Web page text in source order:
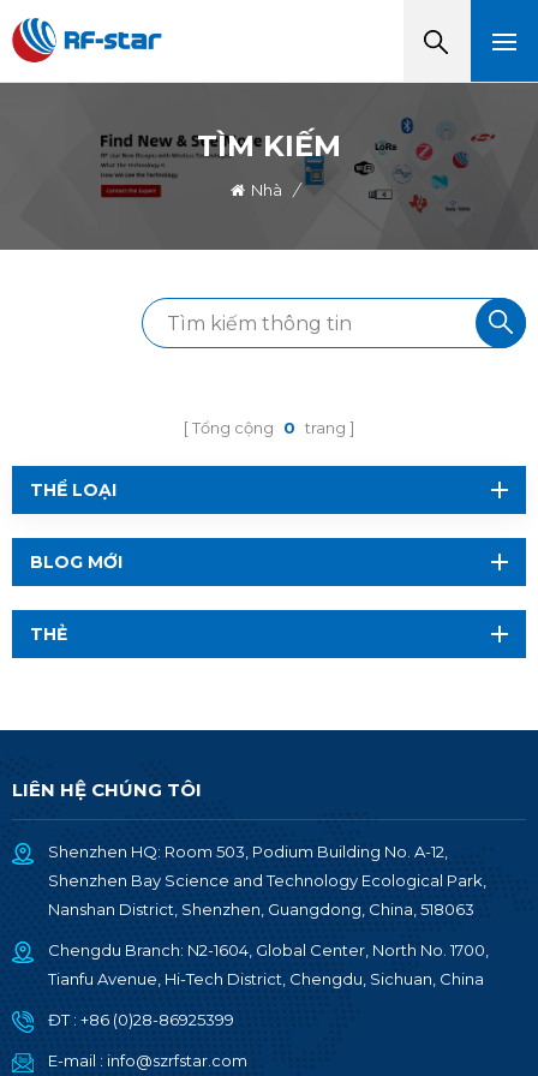
TÌM KIẾM
Nhà /
Tổng cộng 0 trang
THỂ LOẠI
BLOG MỚI
THẺ
LIÊN HỆ CHÚNG TÔI
Shenzhen HQ: Room 503, Podium Building No. A-12,
Shenzhen Bay Science and Technology Ecological Park,
Nanshan District, Shenzhen, Guangdong, China, 518063
Chengdu Branch: N2-1604, Global Center, North No. 1700,
Tianfu Avenue, Hi-Tech District, Chengdu, Sichuan, China
ĐT : +86 (0)28-86925399
E-mail : info@szrfstar.com